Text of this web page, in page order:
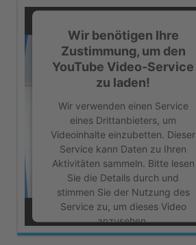
Wir benötigen Ihre
Zustimmung, um den
YouTube Video-Service
zu laden!
Wir verwenden einen Service
eines Drittanbieters, um
Videoinhalte einzubetten. Dieser
Service kann Daten zu Ihren
Aktivitäten sammeln. Bitte lesen
Sie die Details durch und
stimmen Sie der Nutzung des
Service zu, um dieses Video
anzusehen.